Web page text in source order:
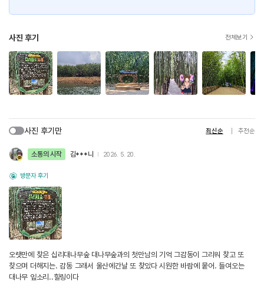
사진 후기 전체보기
사진 후기만 최신순 추천순
소통의 시작 김***니 2026. 5. 20.
방문자 후기
오랫만에 찾은 십리대나무숲 대나무숲과의 첫만남의 기억 그감동이 그리워 찾고 또
찾으며 더해지는. 감동 그래서 울산에간날 또 찾았다 시원한 바람에 뭍어. 들여오는
대나무 잎소리..힐링이다